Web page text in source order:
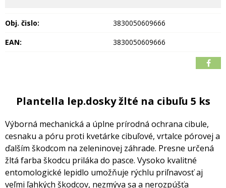
Obj. čislo:
3830050609666
EAN:
3830050609666
Plantella lep.dosky žlté na cibuľu 5 ks
Výborná mechanická a úplne prírodná ochrana cibule,
cesnaku a póru proti kvetárke cibuľové, vrtalce pórovej a
ďalším škodcom na zeleninovej záhrade. Presne určená
žltá farba škodcu priláka do pasce. Vysoko kvalitné
entomologické lepidlo umožňuje rýchlu priľnavosť aj
veľmi ľahkých škodcov, nezmýva sa a nerozpúšťa